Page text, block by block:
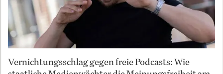
Vernichtungsschlag gegen freie Podcasts: Wie